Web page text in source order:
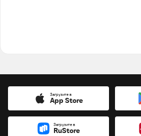
Загрузите в
App Store
Загрузите в
RuStore